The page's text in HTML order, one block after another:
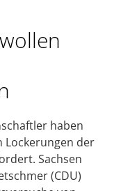
haben
Lockerungen der
Sachsen
(CDU)